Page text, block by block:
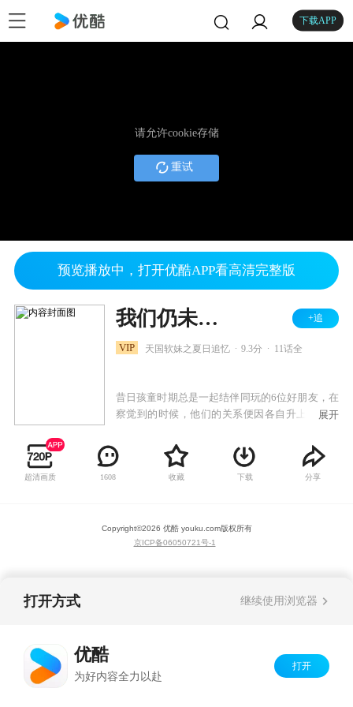
下载APP
请允许cookie存储
重试
预览播放中，打开优酷APP看高清完整版
我们仍未知道那天所看见的花的名字 +追
VIP 天国软妹之夏日追忆 9.3分 11话全
昔日孩童时期总是一起结伴同玩的6位好朋友，在
察觉到的时候，他们的关系便因各自升上了高中
但唯独不变的女主角本间芽衣子却突然出现在已
像隐蔽青年般的主人公宿海仁太面前，虽然芽衣
子说她要让仁太帮她达成愿望，但当仁太也去了
展开
超清画质 1608 收藏 下载 分享
Copyright©2026 优酷 youku.com版权所有
京ICP备06050721号-1
打开方式 继续使用浏览器
优酷
为好内容全力以赴
打开